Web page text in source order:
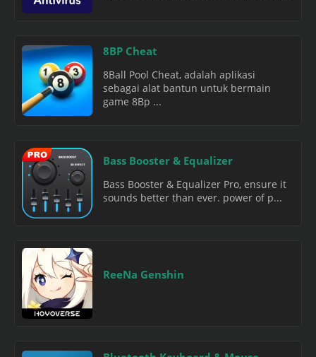
8BP Cheat
8Ball Pool Cheat, adalah aplikasi
sebagai alat bantun untuk bermain
game 8Bp ...
Bass Booster & Equalizer
Bass Booster & Equalizer Pro, ensure it
sounds better than ever. power of p...
ReeNa Genshin